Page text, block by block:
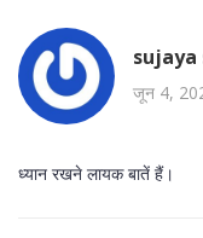
sujaya
जून 4,
ध्यान रखने लायक बातें हैं।